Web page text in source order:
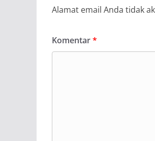
Alamat email Anda tidak
Komentar*